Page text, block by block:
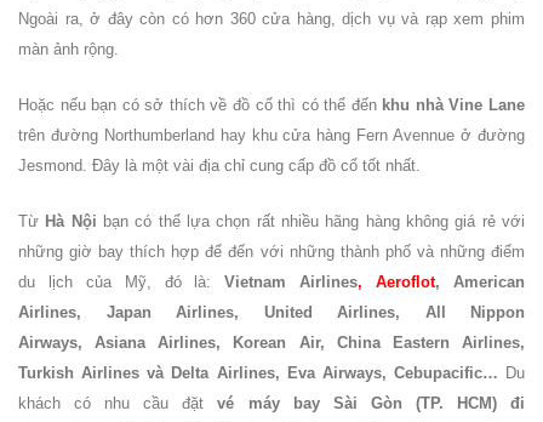
Ngoài ra, ở đây còn có hơn 360 cửa hàng, dịch vụ và rạp xem phim
màn ảnh rộng.
Hoặc nếu bạn có sở thích về đồ cổ thì có thể đếnkhu nhà Vine Lane
trên đường Northumberland hay khu cửa hàng Fern Avennue ở đường
Jesmond. Đây là một vài địa chỉ cung cấp đồ cổ tốt nhất.
Từ Hà Nội bạn có thể lựa chọn rất nhiều hãng hàng không giá rẻ với
những giờ bay thích hợp để đến với những thành phố và những điểm
du lịch của Mỹ, đó là:Vietnam Airlines,Aeroflot, American
Airlines, Japan Airlines, United Airlines, All Nippon
Airways, Asiana Airlines, Korean Air, China Eastern Airlines,
Turkish Airlines và Delta Airlines, Eva Airways, Cebupacific… Du
khách có nhu cầu đặtvé máy bay Sài Gòn (TP. HCM) đi